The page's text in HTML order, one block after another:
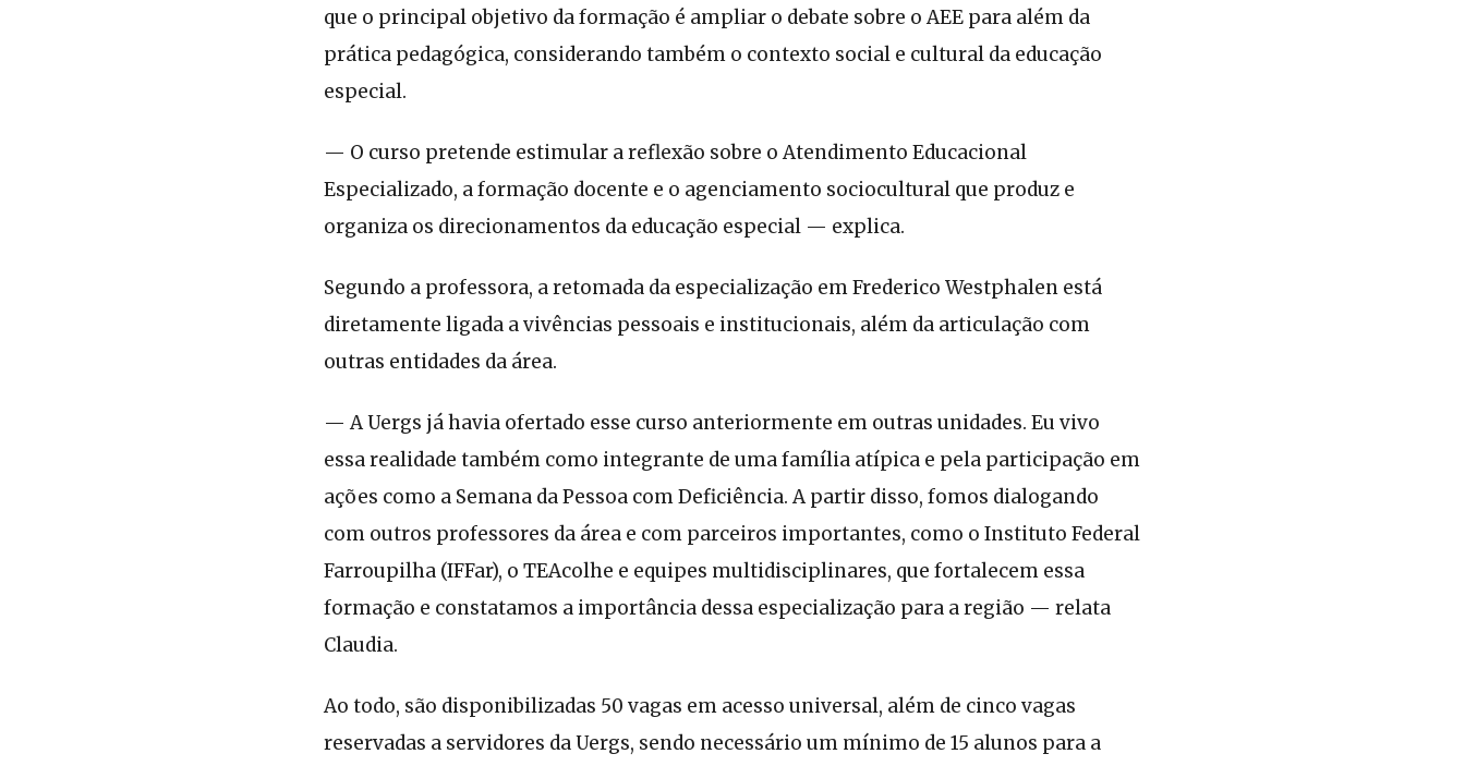
que o principal objetivo da formação é ampliar o debate sobre o AEE para além da
prática pedagógica, considerando também o contexto social e cultural da educação
especial.
— O curso pretende estimular a reflexão sobre o Atendimento Educacional
Especializado, a formação docente e o agenciamento sociocultural que produz e
organiza os direcionamentos da educação especial — explica.
Segundo a professora, a retomada da especialização em Frederico Westphalen está
diretamente ligada a vivências pessoais e institucionais, além da articulação com
outras entidades da área.
— A Uergs já havia ofertado esse curso anteriormente em outras unidades. Eu vivo
essa realidade também como integrante de uma família atípica e pela participação em
ações como a Semana da Pessoa com Deficiência. A partir disso, fomos dialogando
com outros professores da área e com parceiros importantes, como o Instituto Federal
Farroupilha (IFFar), o TEAcolhe e equipes multidisciplinares, que fortalecem essa
formação e constatamos a importância dessa especialização para a região — relata
Claudia.
Ao todo, são disponibilizadas 50 vagas em acesso universal, além de cinco vagas
reservadas a servidores da Uergs, sendo necessário um mínimo de 15 alunos para a